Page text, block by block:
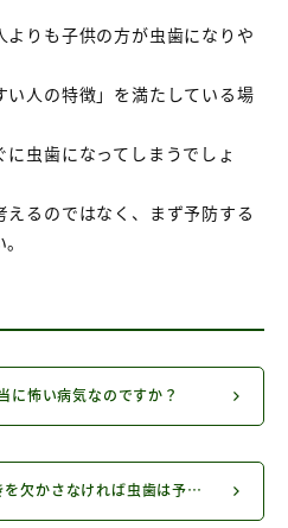
りも子供の方が虫歯になりや
人の特徴」を満たしている場
虫歯になってしまうでしょ
るのではなく、まず予防する
に怖い病気なのですか？
NEXT：１日３回の歯磨きを欠かさなければ虫歯は予防できますか？